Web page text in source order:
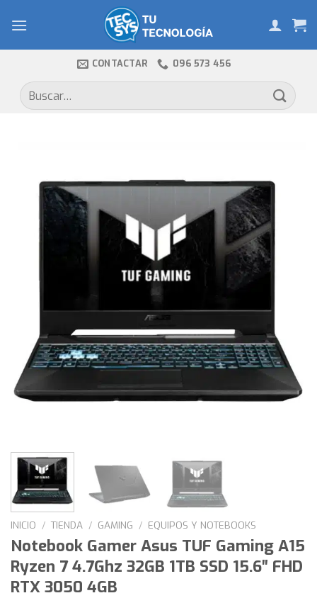
CONTACTAR 096 573 456
Buscar
por:
INICIO / TIENDA / GAMING / EQUIPOS Y NOTEBOOKS
Notebook Gamer Asus TUF Gaming A15
Ryzen 7 4.7Ghz 32GB 1TB SSD 15.6″ FHD
RTX 3050 4GB